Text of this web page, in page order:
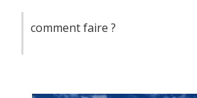
comment faire ?